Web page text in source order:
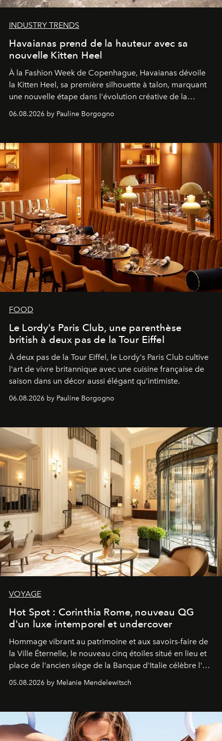
INDUSTRY TRENDS
Havaianas prend de la hauteur avec sa
nouvelle Kitten Heel
À la Fashion Week de Copenhague, Havaianas dévoile
la Kitten Heel, sa première silhouette à talon, marquant
une nouvelle étape dans l'évolution créative de la
06.08.2026 by Pauline Borgogno
FOOD
Le Lordy's Paris Club, une parenthèse
british à deux pas de la Tour Eiffel
À deux pas de la Tour Eiffel, le Lordy's Paris Club cultive
l'art de vivre britannique avec une cuisine française de
saison dans un décor aussi élégant qu'intimiste.
06.08.2026 by Pauline Borgogno
VOYAGE
Hot Spot : Corinthia Rome, nouveau QG
d'un luxe intemporel et undercover
Hommage vibrant au patrimoine et aux savoirs-faire de
la Ville Éternelle, le nouveau cinq étoiles situé en lieu et
place de l'ancien siège de la Banque d'Italie célèbre l'art
de vivre Romain dans toute son élégance intemporelle.
05.08.2026 by Melanie Mendelewitsch